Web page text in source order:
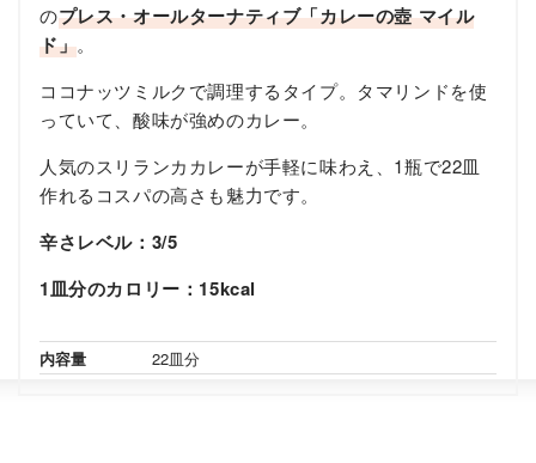
のプレス・オールターナティブ「カレーの壺 マイル
ド」。
ココナッツミルクで調理するタイプ。タマリンドを使
っていて、酸味が強めのカレー。
人気のスリランカカレーが手軽に味わえ、1瓶で22皿
作れるコスパの高さも魅力です。
辛さレベル：3/5
1皿分のカロリー：15kcal
内容量 22皿分